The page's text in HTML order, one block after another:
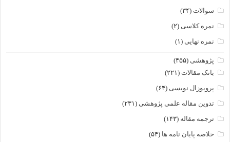
سوالات (۳۴)
نمره کلاسی (۲)
نمره نهایی (۱)
پژوهشی (۴۵۵)
بانک مقالات (۲۲۱)
پروپوزال نویسی (۶۴)
تدوین مقاله علمی پژوهشی (۲۳۱)
ترجمه مقاله (۱۴۳)
خلاصه پایان نامه ها (۵۴)